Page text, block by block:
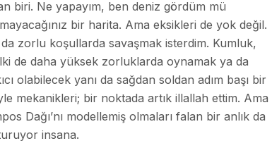
biri. Ne yapayım, ben deniz gördüm mü
bir harita. Ama eksikleri de yok değil.
zorlu koşullarda savaşmak isterdim. Kumluk,
de daha yüksek zorluklarda oynamak ya da
olabilecek yanı da sağdan soldan adım başı bir
mekanikleri; bir noktada artık illallah ettim. Ama
Dağı’nı modellemiş olmaları falan bir anlık da
insana.